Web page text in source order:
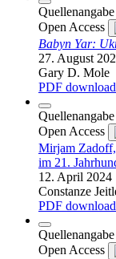
Open Access
Babyn Yar:
27. August
Gary D. Mole
PDF
Open Access
Mirjam
im 21.
12. April 2024
Constanze
PDF
Open Access